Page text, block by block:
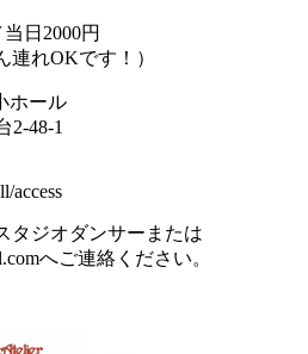
日2000円
連れOKです！）
ホール
2-48-1
access
タジオダンサーまたは
へご連絡ください。